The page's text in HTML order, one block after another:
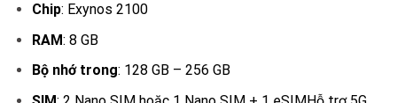
Chip: Exynos 2100
RAM: 8 GB
Bộ nhớ trong: 128 GB – 256 GB